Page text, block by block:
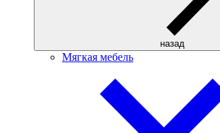
назад
Мягкая мебель